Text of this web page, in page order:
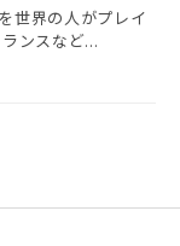
世界の人がプレイ
フランスなど...